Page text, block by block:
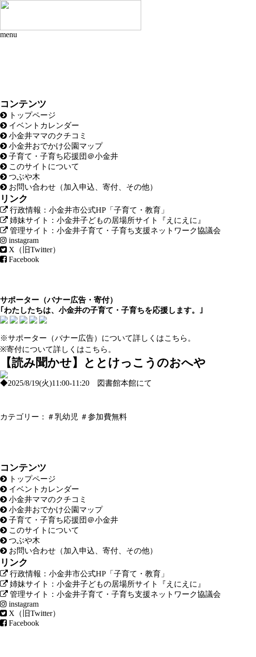
menu
コンテンツ
トップページ
イベントカレンダー
小金井ママのクチコミ
小金井おでかけ公園マップ
子育て・子育ち応援団＠小金井
このサイトについて
つぶや木
お問い合わせ（加入申込、寄付、その他）
リンク
行政情報：小金井市公式HP「子育て・教育」
姉妹サイト：小金井子どもの居場所サイト『えにえに』
管理サイト：小金井子育て・子育ち支援ネットワーク協議会
instagram
X（旧Twitter）
Facebook
サポーター（バナー広告 ・ 寄付）
｢わたしたちは、小金井の子育て・子育ちを応援します。｣
※サポーター（バナー広告）について詳しくはこちら 。
※寄付について詳しくはこちら 。
【読み聞かせ】ととけっこうのおへや
◆2025/8/19(火)11:00-11:20 図書館本館にて
カテゴリー： ＃乳幼児 ＃参加費無料
コンテンツ
トップページ
イベントカレンダー
小金井ママのクチコミ
小金井おでかけ公園マップ
子育て・子育ち応援団＠小金井
このサイトについて
つぶや木
お問い合わせ（加入申込、寄付、その他）
リンク
行政情報：小金井市公式HP「子育て・教育」
姉妹サイト：小金井子どもの居場所サイト『えにえに』
管理サイト：小金井子育て・子育ち支援ネットワーク協議会
instagram
X（旧Twitter）
Facebook